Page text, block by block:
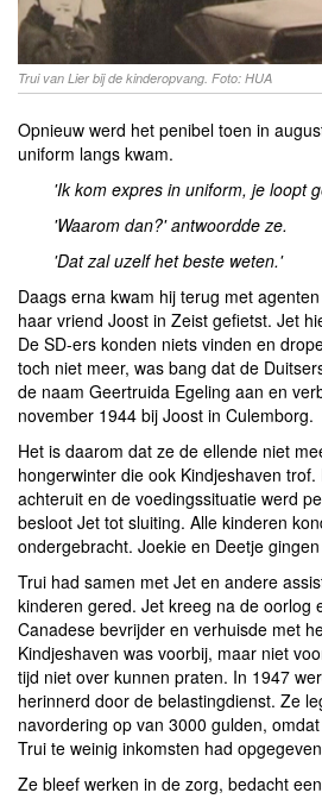
Trui van Lier bij de kinderopvang. Foto: HUA
Opnieuw werd het penibel toen in
uniform langs kwam.
'Ik kom expres in uniform, je loopt
'Waarom dan?' antwoordde ze.
'Dat zal uzelf het beste weten.'
Daags erna kwam hij terug met
haar vriend Joost in Zeist gefietst. Jet
De SD-ers konden niets vinden en
toch niet meer, was bang dat de
de naam Geertruida Egeling aan en
november 1944 bij Joost in Culemborg.
Het is daarom dat ze de ellende niet
hongerwinter die ook Kindjeshaven
achteruit en de voedingssituatie werd
besloot Jet tot sluiting. Alle kinderen
ondergebracht. Joekie en Deetje
Trui had samen met Jet en andere
kinderen gered. Jet kreeg na de oorlog
Canadese bevrijder en verhuisde met
Kindjeshaven was voorbij, maar niet
tijd niet over kunnen praten. In 1947
herinnerd door de belastingdienst. Ze
navordering op van 3000 gulden,
Trui te weinig inkomsten had
Ze bleef werken in de zorg, bedacht